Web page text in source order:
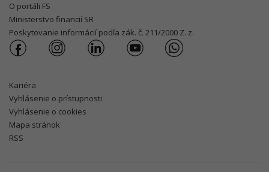
O portáli FS
Ministerstvo financií SR
Poskytovanie informácií podľa zák. č. 211/2000 Z. z.
Kariéra
Vyhlásenie o prístupnosti
Vyhlásenie o cookies
Mapa stránok
RSS